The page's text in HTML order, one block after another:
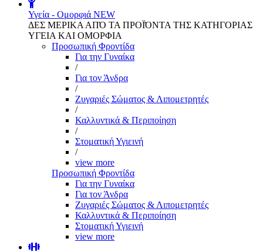
Υγεία - Ομορφιά NEW
ΔΕΣ ΜΕΡΙΚΑ ΑΠΌ ΤΑ ΠΡΟΪΌΝΤΑ ΤΗΣ ΚΑΤΗΓΟΡΙΑΣ
ΥΓΕΙΑ ΚΑΙ ΟΜΟΡΦΙΑ
Προσωπική Φροντίδα
Για την Γυναίκα
/
Για τον Άνδρα
/
Ζυγαριές Σώματος & Λιπομετρητές
/
Καλλυντικά & Περιποίηση
/
Στοματική Υγιεινή
/
view more
Προσωπική Φροντίδα
Για την Γυναίκα
Για τον Άνδρα
Ζυγαριές Σώματος & Λιπομετρητές
Καλλυντικά & Περιποίηση
Στοματική Υγιεινή
view more